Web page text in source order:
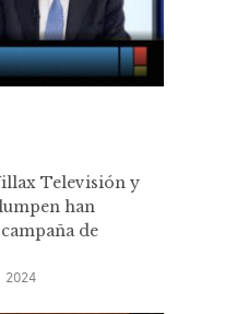
Televisión y
han
de
2024